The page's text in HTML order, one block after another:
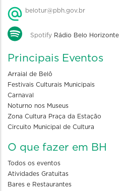
belotur@pbh.gov.br
Spotify Rádio Belo Horizonte
Principais Eventos
Arraial de Belô
Festivais Culturais Municipais
Carnaval
Noturno nos Museus
Zona Cultura Praça da Estação
Circuito Municipal de Cultura
O que fazer em BH
Todos os eventos
Atividades Gratuitas
Bares e Restaurantes